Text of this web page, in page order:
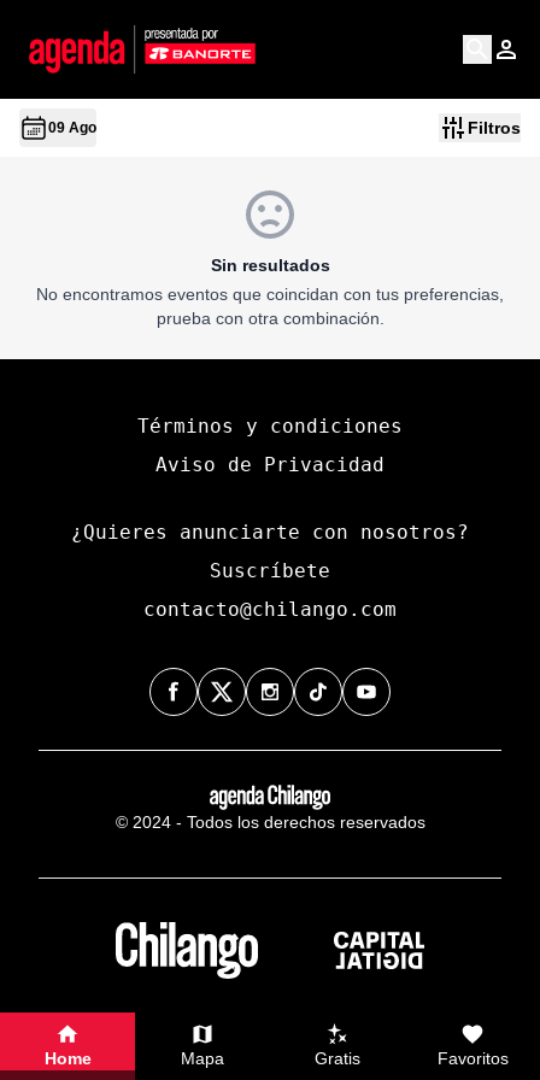
09 Ago Filtros
Sin resultados
No encontramos eventos que coincidan con tus preferencias,
prueba con otra combinación.
Términos y condiciones
Aviso de Privacidad
¿Quieres anunciarte con nosotros?
Suscríbete
contacto@chilango.com
© 2024 - Todos los derechos reservados
Home Mapa Gratis Favoritos